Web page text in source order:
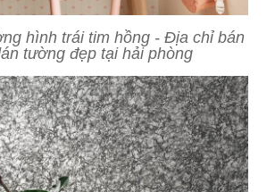
hình trái tim hồng - Địa chỉ bán
tường đẹp tại hải phòng